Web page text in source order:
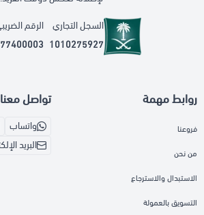
السجل التجاري
1010275927
الرقم
روابط مهمة
فروعنا
من نحن
الاستبدال والاسترجاع
التسويق بالعمولة
تواصل معنا
واتساب
البريد